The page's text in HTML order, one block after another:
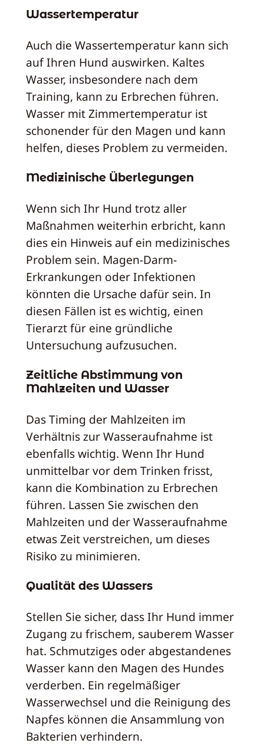
Wassertemperatur
Auch die Wassertemperatur kann sich
auf Ihren Hund auswirken. Kaltes
Wasser, insbesondere nach dem
Training, kann zu Erbrechen führen.
Wasser mit Zimmertemperatur ist
schonender für den Magen und kann
helfen, dieses Problem zu vermeiden.
Medizinische Überlegungen
Wenn sich Ihr Hund trotz aller
Maßnahmen weiterhin erbricht, kann
dies ein Hinweis auf ein medizinisches
Problem sein. Magen-Darm-
Erkrankungen oder Infektionen
könnten die Ursache dafür sein. In
diesen Fällen ist es wichtig, einen
Tierarzt für eine gründliche
Untersuchung aufzusuchen.
Zeitliche Abstimmung von
Mahlzeiten und Wasser
Das Timing der Mahlzeiten im
Verhältnis zur Wasseraufnahme ist
ebenfalls wichtig. Wenn Ihr Hund
unmittelbar vor dem Trinken frisst,
kann die Kombination zu Erbrechen
führen. Lassen Sie zwischen den
Mahlzeiten und der Wasseraufnahme
etwas Zeit verstreichen, um dieses
Risiko zu minimieren.
Qualität des Wassers
Stellen Sie sicher, dass Ihr Hund immer
Zugang zu frischem, sauberem Wasser
hat. Schmutziges oder abgestandenes
Wasser kann den Magen des Hundes
verderben. Ein regelmäßiger
Wasserwechsel und die Reinigung des
Napfes können die Ansammlung von
Bakterien verhindern.